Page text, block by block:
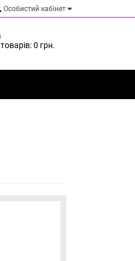
Особистий кабінет
товарів: 0 грн.